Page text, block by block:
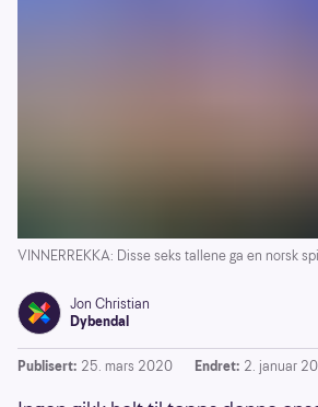
VINNERREKKA: Disse seks tallene ga en norsk
Jon Christian
Dybendal
Publisert: 25. mars 2020 Endret: 2. januar